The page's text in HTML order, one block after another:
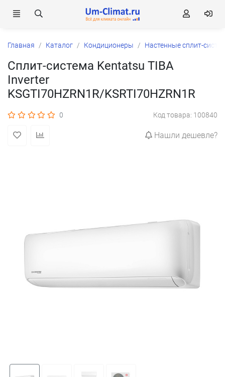
Главная Каталог Кондиционеры Настенные сплит-
Сплит-система Kentatsu TIBA
Inverter
KSGTI70HZRN1R/KSRTI70HZRN1R
0 Код товара: 100840
Нашли дешевле?